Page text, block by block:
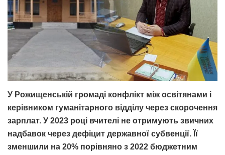
У Рожищенській громаді конфлікт між освітянами і
керівником гуманітарного відділу через скорочення
зарплат. У 2023 році вчителі не отримують звичних
надбавок через дефіцит державної субвенції. Її
зменшили на 20% порівняно з 2022 бюджетним